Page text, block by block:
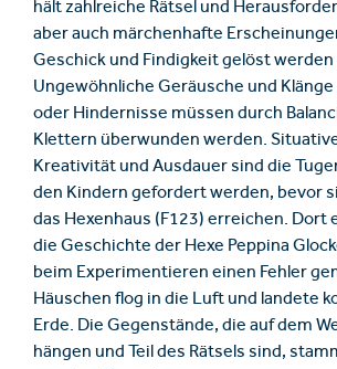
hält zahlreiche Rätsel und
aber auch märchenhafte
Geschick und Findigkeit gelöst werden
Ungewöhnliche Geräusche und
oder Hindernisse müssen durch
Klettern überwunden werden.
Kreativität und Ausdauer sind die
den Kindern gefordert werden, bevor
das Hexenhaus (F123) erreichen. Dort
die Geschichte der Hexe Peppina
beim Experimentieren einen Fehler
Häuschen flog in die Luft und landete
Erde. Die Gegenstände, die auf dem
hängen und Teil des Rätsels sind,